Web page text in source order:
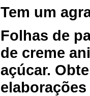
Tem um
Folhas de
de creme
açúcar.